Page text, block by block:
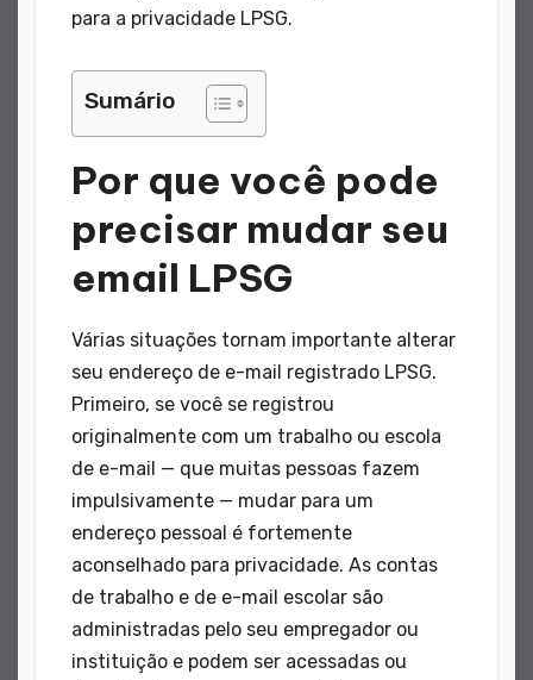
para a privacidade LPSG.
Sumário
Por que você pode
precisar mudar seu
email LPSG
Várias situações tornam importante alterar
seu endereço de e-mail registrado LPSG.
Primeiro, se você se registrou
originalmente com um trabalho ou escola
de e-mail — que muitas pessoas fazem
impulsivamente — mudar para um
endereço pessoal é fortemente
aconselhado para privacidade. As contas
de trabalho e de e-mail escolar são
administradas pelo seu empregador ou
instituição e podem ser acessadas ou